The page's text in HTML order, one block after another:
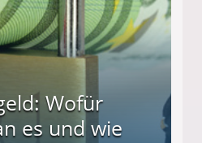
Wofür
es und wie